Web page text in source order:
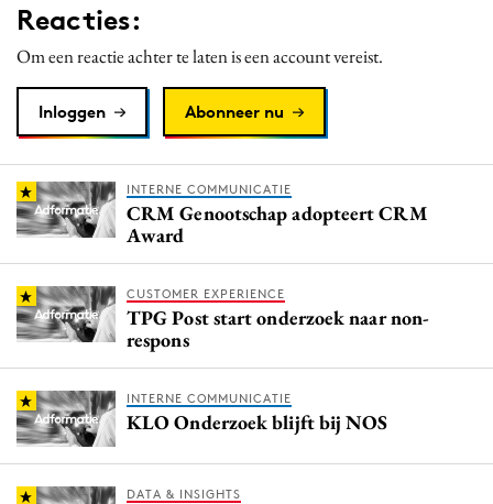
Merkstrategie
PR
Purpose Marketing
Reputatie & crisis
Reacties:
Om een reactie achter te laten is een account vereist.
Inloggen Abonneer nu
INTERNE COMMUNICATIE
CRM Genootschap adopteert CRM
Award
CUSTOMER EXPERIENCE
TPG Post start onderzoek naar non-
respons
INTERNE COMMUNICATIE
KLO Onderzoek blijft bij NOS
DATA & INSIGHTS